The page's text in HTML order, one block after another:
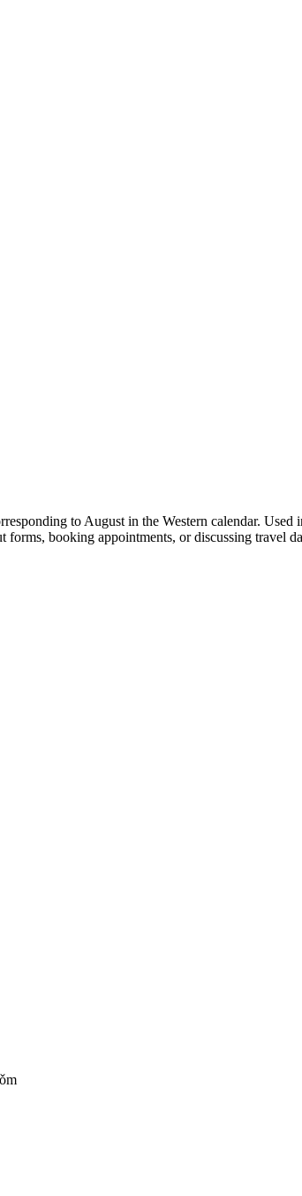
to August in the Western calendar.
booking appointments, or discussing travel